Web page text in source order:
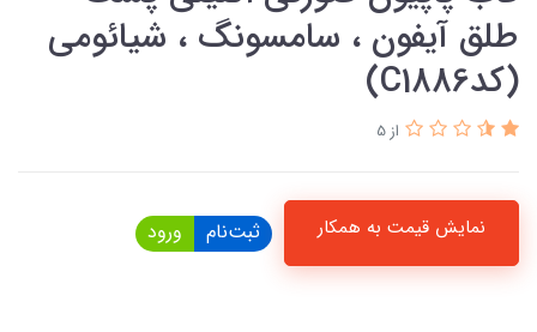
طلق آیفون ، سامسونگ ، شیائومی
(کدC1886)
از 5
نمایش قیمت به همکار ثبت‌نام ورود